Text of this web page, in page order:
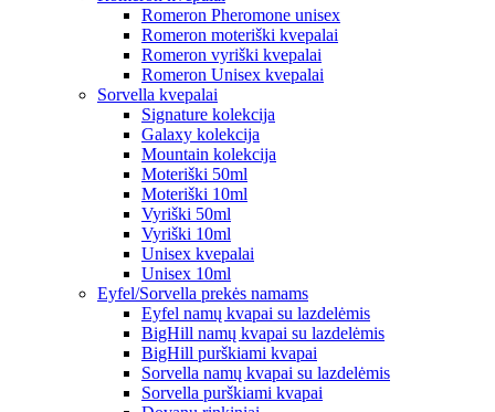
Romeron Pheromone unisex
Romeron moteriški kvepalai
Romeron vyriški kvepalai
Romeron Unisex kvepalai
Sorvella kvepalai
Signature kolekcija
Galaxy kolekcija
Mountain kolekcija
Moteriški 50ml
Moteriški 10ml
Vyriški 50ml
Vyriški 10ml
Unisex kvepalai
Unisex 10ml
Eyfel/Sorvella prekės namams
Eyfel namų kvapai su lazdelėmis
BigHill namų kvapai su lazdelėmis
BigHill purškiami kvapai
Sorvella namų kvapai su lazdelėmis
Sorvella purškiami kvapai